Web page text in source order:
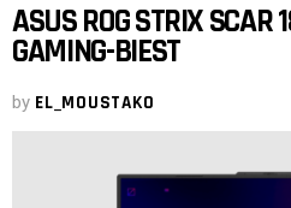
ASUS ROG STRIX SCAR
GAMING-BIEST
by EL_MOUSTAKO